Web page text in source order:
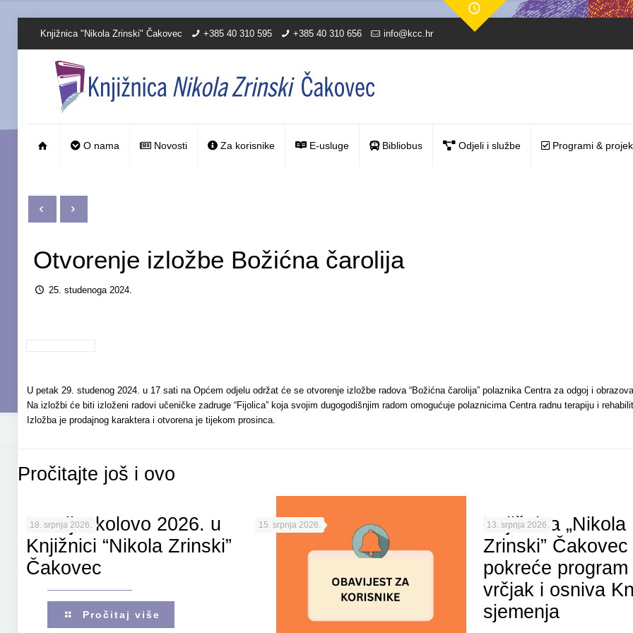
Knjižnica "Nikola Zrinski" Čakovec +385 40 310 595 +385 40 310 656 info@kcc.hr
O nama Novosti Za korisnike E-usluge Bibliobus Odjeli i službe Programi &
Otvorenje izložbe Božićna čarolija
25. studenoga 2024.
U petak 29. studenog 2024. u 17 sati na Općem odjelu održat će se otvorenje izložbe radova “Božićna čarolija” polaznika Centra za odgoj i
Na izložbi će biti izloženi radovi učeničke zadruge “Fijolica” koja svojim dugogodišnjim radom omogućuje polaznicima Centra radnu terapiju i
Izložba je prodajnog karaktera i otvorena je tijekom prosinca.
Pročitajte još i ovo
18. srpnja 2026.
Porcijunkolovo 2026. u
Knjižnici “Nikola Zrinski”
Čakovec
Pročitaj više
15. srpnja 2026. 13. srpnja 2026.
Knjižnica „Nikola
Zrinski” Čakovec
pokreće
vrčjak i osniva
sjemenja